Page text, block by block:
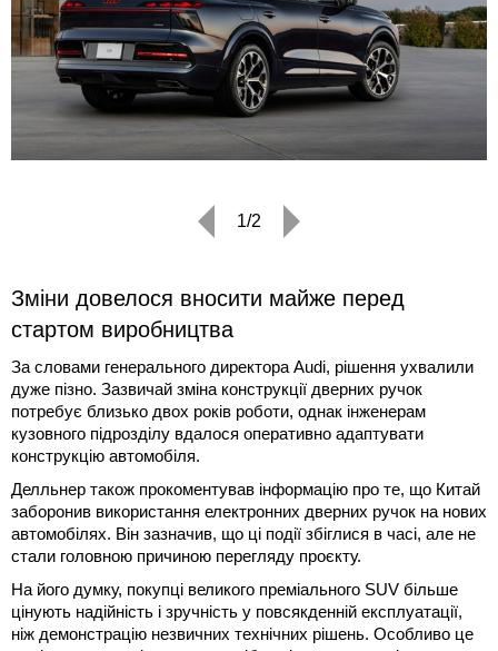
1/2
Зміни довелося вносити майже перед
стартом виробництва
За словами генерального директора Audi, рішення ухвалили
дуже пізно. Зазвичай зміна конструкції дверних ручок
потребує близько двох років роботи, однак інженерам
кузовного підрозділу вдалося оперативно адаптувати
конструкцію автомобіля.
Делльнер також прокоментував інформацію про те, що Китай
заборонив використання електронних дверних ручок на нових
автомобілях. Він зазначив, що ці події збіглися в часі, але не
стали головною причиною перегляду проєкту.
На його думку, покупці великого преміального SUV більше
цінують надійність і зручність у повсякденній експлуатації,
ніж демонстрацію незвичних технічних рішень. Особливо це